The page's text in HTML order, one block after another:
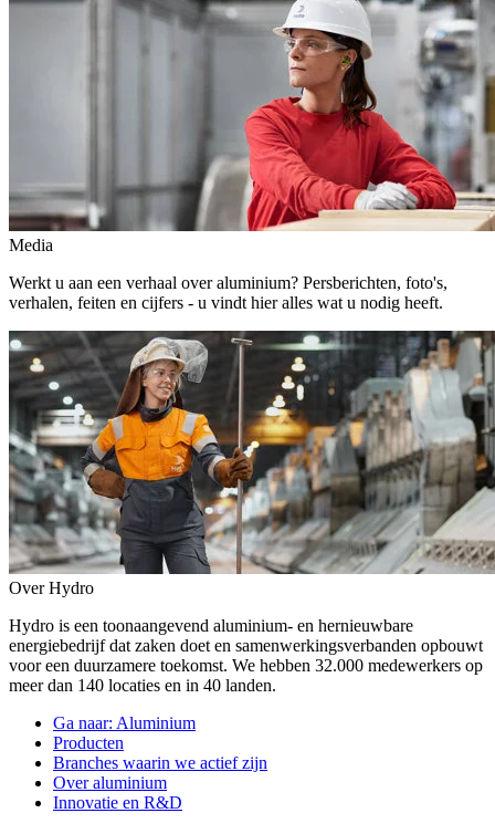
Media
Werkt u aan een verhaal over aluminium? Persberichten, foto's,
verhalen, feiten en cijfers - u vindt hier alles wat u nodig heeft.
Over Hydro
Hydro is een toonaangevend aluminium- en hernieuwbare
energiebedrijf dat zaken doet en samenwerkingsverbanden opbouwt
voor een duurzamere toekomst. We hebben 32.000 medewerkers op
meer dan 140 locaties en in 40 landen.
Ga naar: Aluminium
Producten
Branches waarin we actief zijn
Over aluminium
Innovatie en R&D